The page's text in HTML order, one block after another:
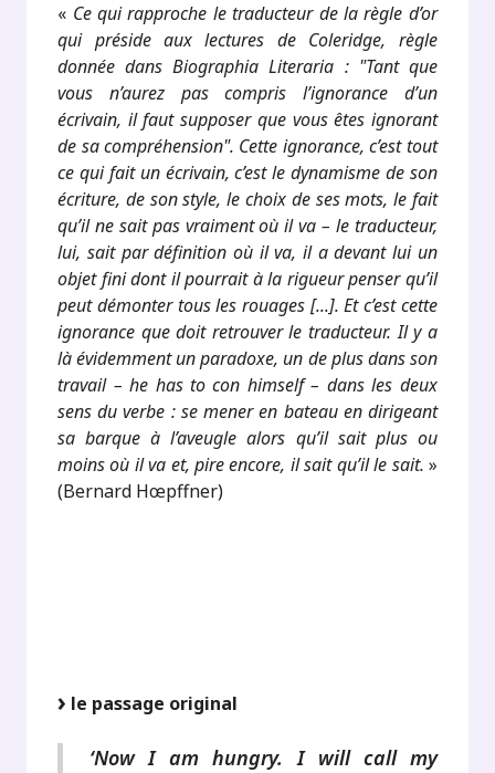
« Ce qui rapproche le traducteur de la règle d’or
qui préside aux lectures de Coleridge, règle
donnée dans Biographia Literaria : "Tant que
vous n’aurez pas compris l’ignorance d’un
écrivain, il faut supposer que vous êtes ignorant
de sa compréhension". Cette ignorance, c’est tout
ce qui fait un écrivain, c’est le dynamisme de son
écriture, de son style, le choix de ses mots, le fait
qu’il ne sait pas vraiment où il va – le traducteur,
lui, sait par définition où il va, il a devant lui un
objet fini dont il pourrait à la rigueur penser qu’il
peut démonter tous les rouages [...]. Et c’est cette
ignorance que doit retrouver le traducteur. Il y a
là évidemment un paradoxe, un de plus dans son
travail – he has to con himself – dans les deux
sens du verbe : se mener en bateau en dirigeant
sa barque à l’aveugle alors qu’il sait plus ou
moins où il va et, pire encore, il sait qu’il le sait. »
(Bernard Hœpffner)
le passage original
‘Now I am hungry. I will call my